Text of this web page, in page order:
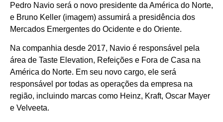
Pedro Navio será o novo presidente da América do Norte,
e Bruno Keller (imagem) assumirá a presidência dos
Mercados Emergentes do Ocidente e do Oriente.
Na companhia desde 2017, Navio é responsável pela
área de Taste Elevation, Refeições e Fora de Casa na
América do Norte. Em seu novo cargo, ele será
responsável por todas as operações da empresa na
região, incluindo marcas como Heinz, Kraft, Oscar Mayer
e Velveeta.